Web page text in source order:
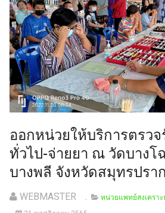
ออกหน่วยให้บริการตรว
ทั่วไป-จ่ายยา ณ วัดบางโ
บางพลี จังหวัดสมุทรปรา
WEBMASTER
หน่วยแพทย์สงเครา